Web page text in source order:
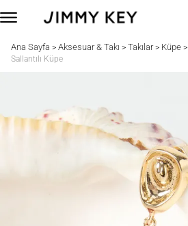
Ana Sayfa > Aksesuar & Takı > Takılar> Küpe>
Sallantılı Küpe